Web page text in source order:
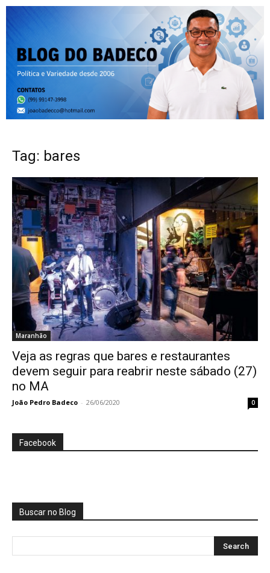
Tag: bares
Maranhão
Veja as regras que bares e restaurantes
devem seguir para reabrir neste sábado (27)
no MA
João Pedro Badeco - 26/06/2020 0
Facebook
Buscar no Blog